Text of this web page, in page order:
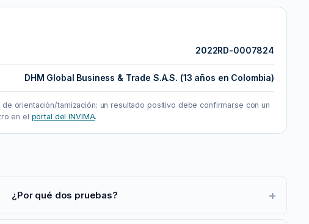
2022RD-0007824
DHM Global Business & Trade S.A.S. (13 años en Colombia)
orientación/tamización: un resultado positivo debe confirmarse con un
en el portal del INVIMA.
¿Por qué dos pruebas? +